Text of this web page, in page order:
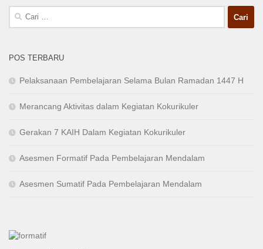
Cari
untuk:
POS TERBARU
Pelaksanaan Pembelajaran Selama Bulan Ramadan 1447 H
Merancang Aktivitas dalam Kegiatan Kokurikuler
Gerakan 7 KAIH Dalam Kegiatan Kokurikuler
Asesmen Formatif Pada Pembelajaran Mendalam
Asesmen Sumatif Pada Pembelajaran Mendalam